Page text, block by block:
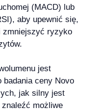
(MACD) lub
aby upewnić się,
zmniejszyć ryzyko
jest
badania ceny Novo
jak silny jest
możliwe